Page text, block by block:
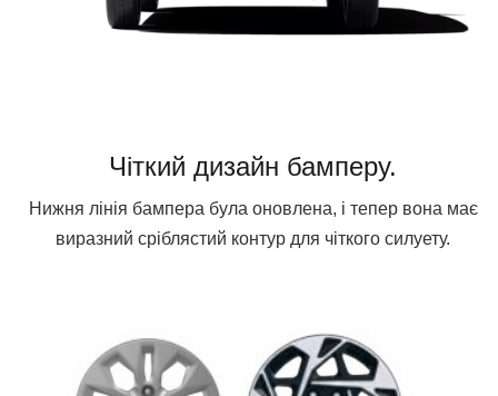
Чіткий дизайн бамперу.
Нижня лінія бампера була оновлена, і тепер вона має
виразний сріблястий контур для чіткого силуету.